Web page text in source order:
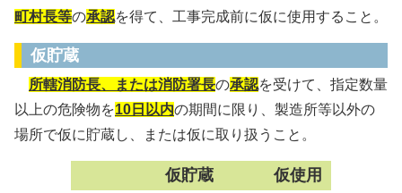
町村長等の承認を得て、工事完成前に仮に使用すること。
仮貯蔵
所轄消防長、または消防署長の承認を受けて、指定数量
以上の危険物を10日以内の期間に限り、製造所等以外の
場所で仮に貯蔵し、または仮に取り扱うこと。
仮貯蔵 仮使用